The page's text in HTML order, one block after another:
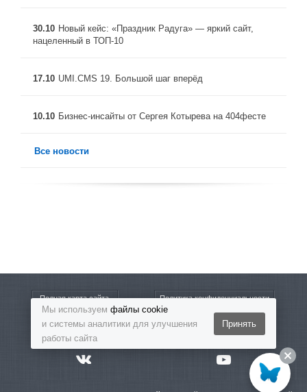
30.10 Новый кейс: «Праздник Радуга» — яркий сайт,
нацеленный в ТОП-10
17.10 UMI.CMS 19. Большой шаг вперёд
10.10 Бизнес-инсайты от Сергея Котырева на 404фесте
Все новости
Полная карта сайта Политика конфиденциальности
Бесплатный звонок 8-800-5555-864
Мы используем файлы cookie
и системы аналитики для улучшения
работы сайта
Принять